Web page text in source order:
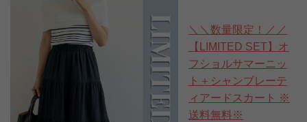
＼＼数量限定！／／
【LIMITED SET】オ
フショルサマーニッ
ト＋シャンブレーテ
ィアードスカート ※
送料無料※